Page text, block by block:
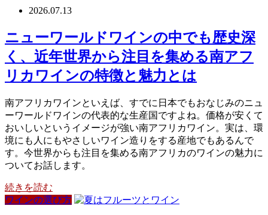
2026.07.13
ニューワールドワインの中でも歴史深
く、近年世界から注目を集める南アフ
リカワインの特徴と魅力とは
南アフリカワインといえば、すでに日本でもおなじみのニュ
ーワールドワインの代表的な生産国ですよね。価格が安くて
おいしいというイメージが強い南アフリカワイン。実は、環
境にも人にもやさしいワイン造りをする産地でもあるんで
す。今世界からも注目を集める南アフリカのワインの魅力に
ついてお話します。
続きを読む
ワインの選び方